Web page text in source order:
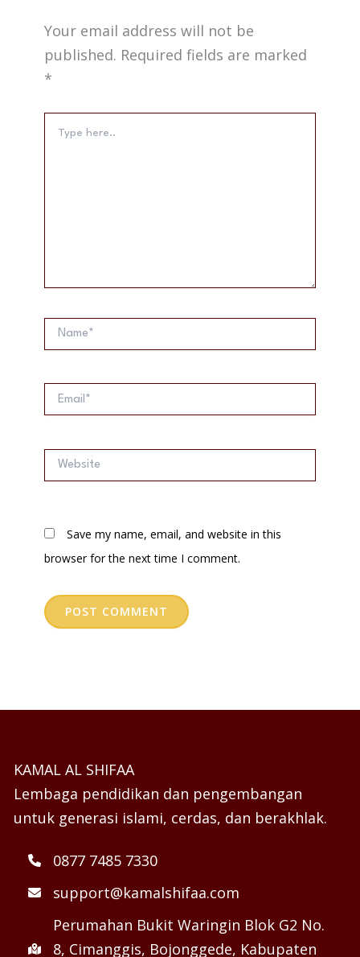
Your email address will not be
published. Required fields are marked
*
here..
Name*
Email*
Website
Save my name, email, and website in this
browser for the next time I comment.
KAMAL AL SHIFAA
Lembaga pendidikan dan pengembangan
untuk generasi islami, cerdas, dan berakhlak.
0877 7485 7330
support@kamalshifaa.com
Perumahan Bukit Waringin Blok G2 No.
8, Cimanggis, Bojonggede, Kabupaten